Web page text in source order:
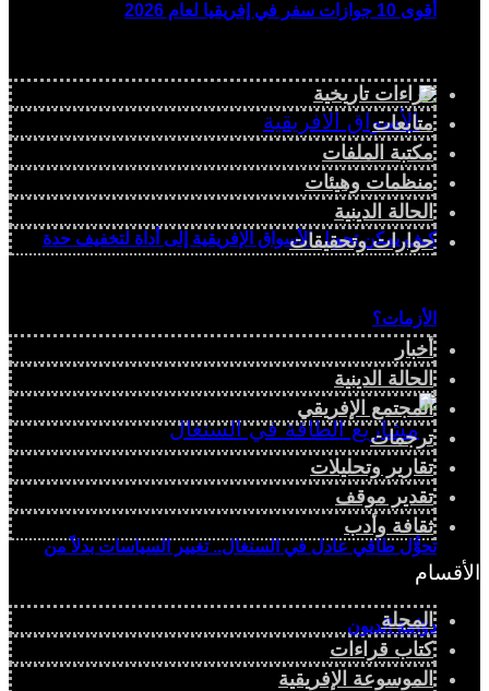
أقوى 10 جوازات سفر في إفريقيا لعام 2026
كيف يمكن تحويل الأسواق الإفريقية إلى أداة لتخفيف حدة
الأزمات؟
تحوُّل طاقي عادل في السنغال.. تغيير السياسات بدلاً من
دوّامة الديون
قراءات تاريخية
متابعات
مكتبة الملفات
منظمات وهيئات
الحالة الدينية
حوارات وتحقيقات
أخبار
الحالة الدينية
المجتمع الإفريقي
ترجمات
تقارير وتحليلات
تقدير موقف
ثقافة وأدب
الأقسام
المجلة
كتاب قراءات
الموسوعة الإفريقية